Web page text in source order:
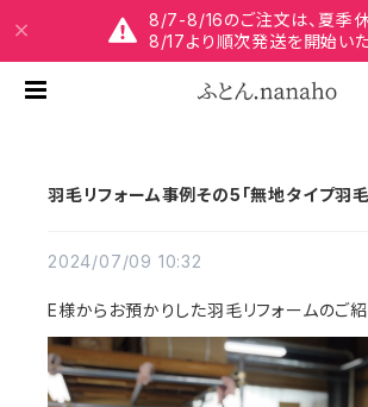
8/7-8/16のご注文は、夏季
8/17より順次発送を開始いた
羽毛リフォーム事例その5「無地タイプ羽毛
2024/07/09 10:32
E様からお預かりした羽毛リフォームのご紹